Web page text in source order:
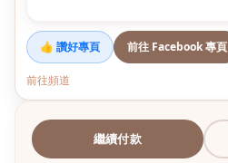
👍 讚好專頁 前往 Facebook 專頁
前往頻道
繼續付款